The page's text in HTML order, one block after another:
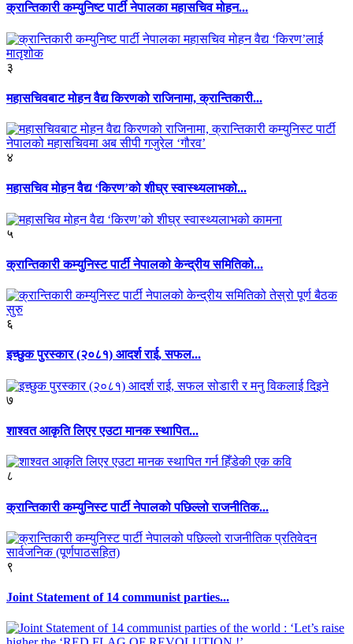
क्रान्तिकारी कम्युनिष्ट पार्टी नेपालका महासचिव मोहन...
३
महासचिवबाट मोहन वैद्य किरणको राजिनामा, क्रान्तिकारी...
४
महासचिव मोहन वैद्य ‘किरण’को शीघ्र स्वास्थ्यलाभको...
५
क्रान्तिकारी कम्युनिस्ट पार्टी नेपालको केन्द्रीय समितिको...
६
इच्छुक पुरस्कार (२०८१) आदर्श राई, सफल...
७
शाश्वत आकृति लिएर एउटा मानक स्थापित...
८
क्रान्तिकारी कम्युनिस्ट पार्टी नेपालको पछिल्लो राजनीतिक...
९
Joint Statement of 14 communist parties...